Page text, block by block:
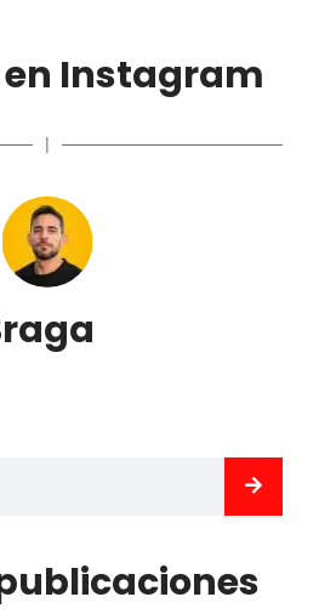
Instagram
|